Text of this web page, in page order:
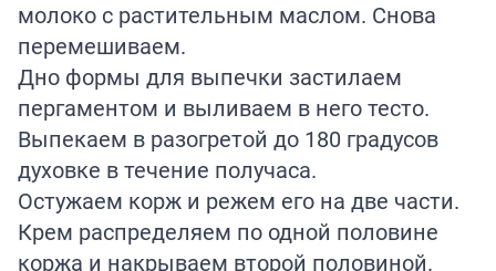
молоко с растительным маслом. Снова
перемешиваем.
Дно формы для выпечки застилаем
пергаментом и выливаем в него тесто.
Выпекаем в разогретой до 180 градусов
духовке в течение получаса.
Остужаем корж и режем его на две части.
Крем распределяем по одной половине
коржа и накрываем второй половиной.